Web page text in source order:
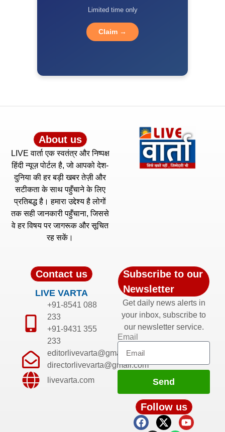
Limited time only
Claim →
About us
LIVE वार्ता एक स्वतंत्र और निष्पक्ष
हिंदी न्यूज़ पोर्टल है, जो आपको देश-
दुनिया की हर बड़ी खबर तेज़ी और
सटीकता के साथ पहुँचाने के लिए
प्रतिबद्ध है। हमारा उद्देश्य है लोगों
तक सही जानकारी पहुँचाना, जिससे
वे हर विषय पर जागरूक और सूचित
रह सकें।
Contact us
LIVE VARTA
+91-8541 088
233
+91-9431 355
233
editorlivevarta@gmail.com
directorlivevarta@gmail.com
livevarta.com
Subscribe to our
Newsletter
Get daily news alerts in
your inbox, subscribe to
our newsletter service.
Email
Send
Follow us